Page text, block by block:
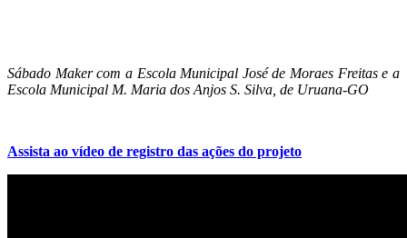
Sábado Maker com a Escola Municipal José de Moraes Freitas e a
Escola Municipal M. Maria dos Anjos S. Silva, de Uruana-GO
Assista ao vídeo de registro das ações do projeto